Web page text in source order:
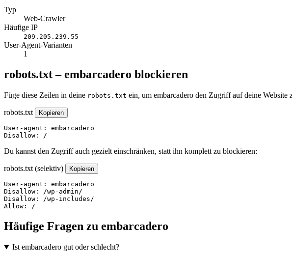
Typ
Web-Crawler
Häufige IP
209.205.239.55
User-Agent-Varianten
1
robots.txt – embarcadero blockieren
Füge diese Zeilen in deine robots.txt ein, um embarcadero den Zugriff auf deine Website
robots.txt Kopieren
User-agent: embarcadero
Disallow: /
Du kannst den Zugriff auch gezielt einschränken, statt ihn komplett zu blockieren:
robots.txt (selektiv) Kopieren
User-agent: embarcadero
Disallow: /wp-admin/
Disallow: /wp-includes/
Allow: /
Häufige Fragen zu embarcadero
Ist embarcadero gut oder schlecht?